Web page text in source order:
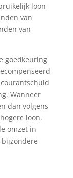
loon
van
van
goedkeuring
Wanneer
dan volgens
loon.
omzet in